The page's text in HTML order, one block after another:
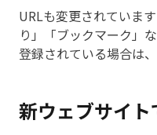
URLも変更されていま
り」「ブックマーク」
登録されている場合は
新ウェブサイト